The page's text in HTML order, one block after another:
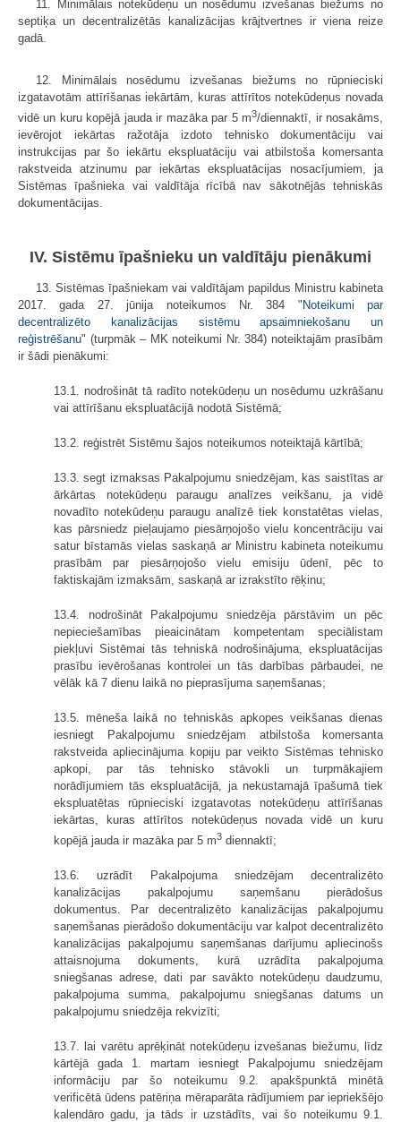
11. Minimālais notekūdeņu un nosēdumu izvešanas biežums no
septiķa un decentralizētās kanalizācijas krājtvertnes ir viena reize
gadā.
12. Minimālais nosēdumu izvešanas biežums no rūpnieciski
izgatavotām attīrīšanas iekārtām, kuras attīrītos notekūdeņus novada
vidē un kuru kopējā jauda ir mazāka par 5 m3/diennaktī, ir nosakāms,
ievērojot iekārtas ražotāja izdoto tehnisko dokumentāciju vai
instrukcijas par šo iekārtu ekspluatāciju vai atbilstoša komersanta
rakstveida atzinumu par iekārtas ekspluatācijas nosacījumiem, ja
Sistēmas īpašnieka vai valdītāja rīcībā nav sākotnējās tehniskās
dokumentācijas.
IV. Sistēmu īpašnieku un valdītāju pienākumi
13. Sistēmas īpašniekam vai valdītājam papildus Ministru kabineta
2017. gada 27. jūnija noteikumos Nr. 384 "Noteikumi par
decentralizēto kanalizācijas sistēmu apsaimniekošanu un
reģistrēšanu" (turpmāk – MK noteikumi Nr. 384) noteiktajām prasībām
ir šādi pienākumi:
13.1. nodrošināt tā radīto notekūdeņu un nosēdumu uzkrāšanu
vai attīrīšanu ekspluatācijā nodotā Sistēmā;
13.2. reģistrēt Sistēmu šajos noteikumos noteiktajā kārtībā;
13.3. segt izmaksas Pakalpojumu sniedzējam, kas saistītas ar
ārkārtas notekūdeņu paraugu analīzes veikšanu, ja vidē
novadīto notekūdeņu paraugu analīzē tiek konstatētas vielas,
kas pārsniedz pieļaujamo piesārņojošo vielu koncentrāciju vai
satur bīstamās vielas saskaņā ar Ministru kabineta noteikumu
prasībām par piesārņojošo vielu emisiju ūdenī, pēc to
faktiskajām izmaksām, saskaņā ar izrakstīto rēķinu;
13.4. nodrošināt Pakalpojumu sniedzēja pārstāvim un pēc
nepieciešamības pieaicinātam kompetentam speciālistam
piekļuvi Sistēmai tās tehniskā nodrošinājuma, ekspluatācijas
prasību ievērošanas kontrolei un tās darbības pārbaudei, ne
vēlāk kā 7 dienu laikā no pieprasījuma saņemšanas;
13.5. mēneša laikā no tehniskās apkopes veikšanas dienas
iesniegt Pakalpojumu sniedzējam atbilstoša komersanta
rakstveida apliecinājuma kopiju par veikto Sistēmas tehnisko
apkopi, par tās tehnisko stāvokli un turpmākajiem
norādījumiem tās ekspluatācijā, ja nekustamajā īpašumā tiek
ekspluatētas rūpnieciski izgatavotas notekūdeņu attīrīšanas
iekārtas, kuras attīrītos notekūdeņus novada vidē un kuru
kopējā jauda ir mazāka par 5 m3 diennaktī;
13.6. uzrādīt Pakalpojuma sniedzējam decentralizēto
kanalizācijas pakalpojumu saņemšanu pierādošus
dokumentus. Par decentralizēto kanalizācijas pakalpojumu
saņemšanas pierādošo dokumentāciju var kalpot decentralizēto
kanalizācijas pakalpojumu saņemšanas darījumu apliecinošs
attaisnojuma dokuments, kurā uzrādīta pakalpojuma
sniegšanas adrese, dati par savākto notekūdeņu daudzumu,
pakalpojuma summa, pakalpojumu sniegšanas datums un
pakalpojumu sniedzēja rekvizīti;
13.7. lai varētu aprēķināt notekūdeņu izvešanas biežumu, līdz
kārtējā gada 1. martam iesniegt Pakalpojumu sniedzējam
informāciju par šo noteikumu 9.2. apakšpunktā minētā
verificētā ūdens patēriņa mēraparāta rādījumiem par iepriekšējo
kalendāro gadu, ja tāds ir uzstādīts, vai šo noteikumu 9.1.